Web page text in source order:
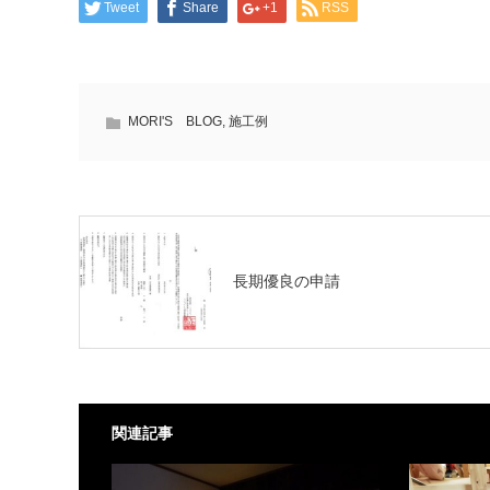
Tweet Share +1 RSS
MORI'S BLOG, 施工例
長期優良の申請
関連記事